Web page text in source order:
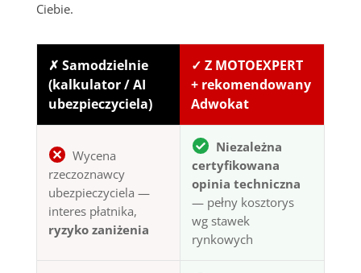
Ciebie.
✗ Samodzielnie
(kalkulator / AI
ubezpieczyciela)
✓ Z MOTOEXPERT
+ rekomendowany
Adwokat
Wycena
rzeczoznawcy
ubezpieczyciela —
interes płatnika,
ryzyko zaniżenia
Niezależna
certyfikowana
opinia techniczna
— pełny kosztorys
wg stawek
rynkowych